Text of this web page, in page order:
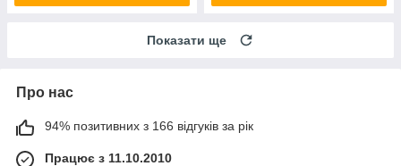
Показати ще
Про нас
94% позитивних з 166 відгуків за рік
Працює з 11.10.2010